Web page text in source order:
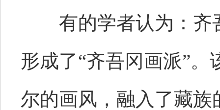
有的学者认为：齐
形成了“齐吾冈画派”
尔的画风，融入了藏